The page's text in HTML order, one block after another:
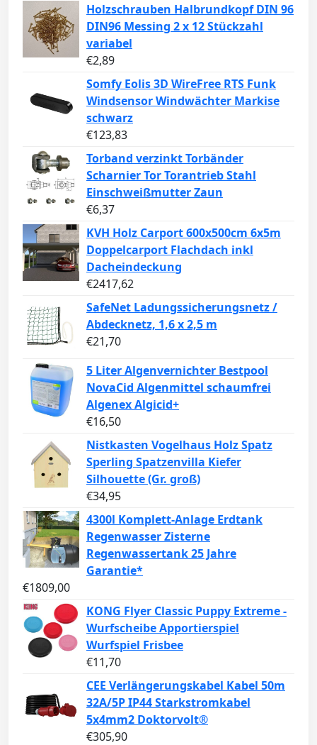
Holzschrauben Halbrundkopf DIN 96
DIN96 Messing 2 x 12 Stückzahl
variabel
€2,89
Somfy Eolis 3D WireFree RTS Funk
Windsensor Windwächter Markise
schwarz
€123,83
Torband verzinkt Torbänder
Scharnier Tor Torantrieb Stahl
Einschweißmutter Zaun
€6,37
KVH Holz Carport 600x500cm 6x5m
Doppelcarport Flachdach inkl
Dacheindeckung
€2417,62
SafeNet Ladungssicherungsnetz /
Abdecknetz, 1,6 x 2,5 m
€21,70
5 Liter Algenvernichter Bestpool
NovaCid Algenmittel schaumfrei
Algenex Algicid+
€16,50
Nistkasten Vogelhaus Holz Spatz
Sperling Spatzenvilla Kiefer
Silhouette (Gr. groß)
€34,95
4300l Komplett-Anlage Erdtank
Regenwasser Zisterne
Regenwassertank 25 Jahre
Garantie*
€1809,00
KONG Flyer Classic Puppy Extreme -
Wurfscheibe Apportierspiel
Wurfspiel Frisbee
€11,70
CEE Verlängerungskabel Kabel 50m
32A/5P IP44 Starkstromkabel
5x4mm2 Doktorvolt®
€305,90